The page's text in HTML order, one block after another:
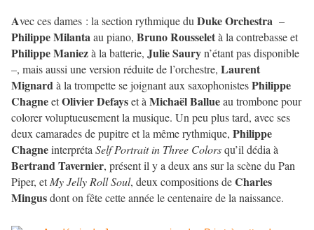
Avec ces dames : la section rythmique du Duke Orchestra –
Philippe Milantaau piano, Bruno Rousseletà la contrebasse et
Philippe Maniezà la batterie, Julie Sauryn’étant pas disponible
–, mais aussi une version réduite de l’orchestre, Laurent
Mignardà la trompette se joignant aux saxophonistesPhilippe
ChagneetOlivier Defayset à Michaël Ballueau trombone pour
colorer voluptueusement la musique. Un peu plus tard, avec ses
deux camarades de pupitre et la même rythmique, Philippe
Chagneinterpréta Self Portrait in Three Colorsqu’il dédia à
Bertrand Tavernier, présent il y a deux ans sur la scène du Pan
Piper, etMy Jelly Roll Soul, deux compositions deCharles
Mingusdont on fête cette année le centenaire de la naissance.